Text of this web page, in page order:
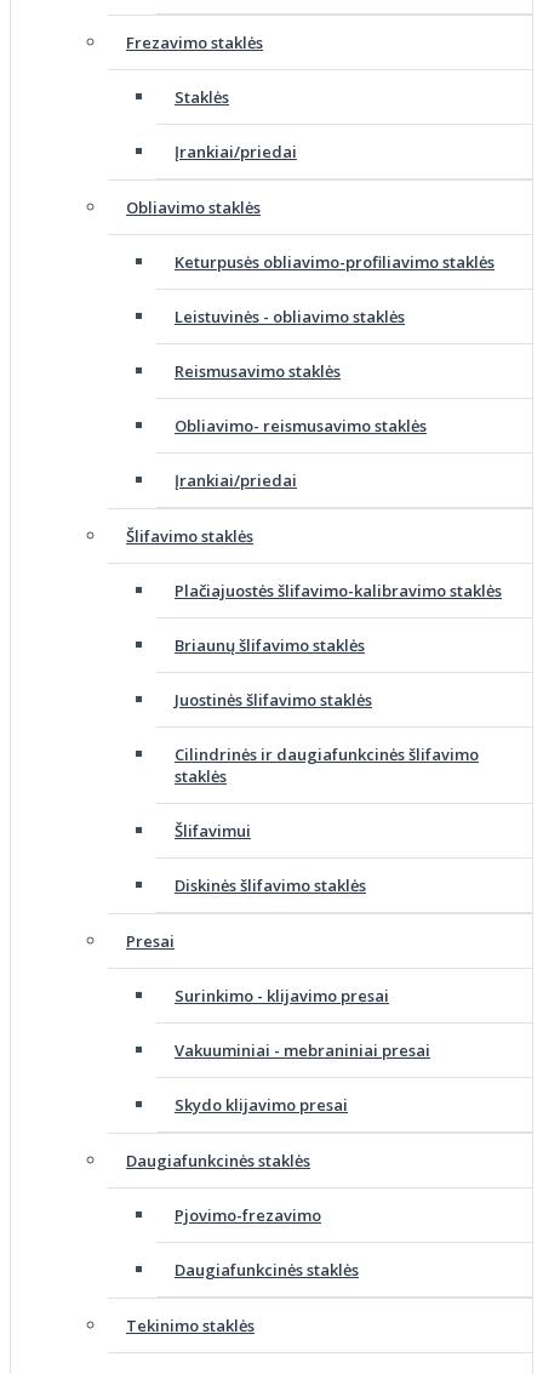
Frezavimo staklės
Staklės
Įrankiai/priedai
Obliavimo staklės
Keturpusės obliavimo-profiliavimo staklės
Leistuvinės - obliavimo staklės
Reismusavimo staklės
Obliavimo- reismusavimo staklės
Įrankiai/priedai
Šlifavimo staklės
Plačiajuostės šlifavimo-kalibravimo staklės
Briaunų šlifavimo staklės
Juostinės šlifavimo staklės
Cilindrinės ir daugiafunkcinės šlifavimo
staklės
Šlifavimui
Diskinės šlifavimo staklės
Presai
Surinkimo - klijavimo presai
Vakuuminiai - mebraniniai presai
Skydo klijavimo presai
Daugiafunkcinės staklės
Pjovimo-frezavimo
Daugiafunkcinės staklės
Tekinimo staklės